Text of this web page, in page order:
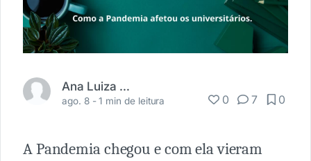
Ana Luiza Planas
ago. 8 -1 min de leitura 0 7 0
A Pandemia chegou e com ela vieram